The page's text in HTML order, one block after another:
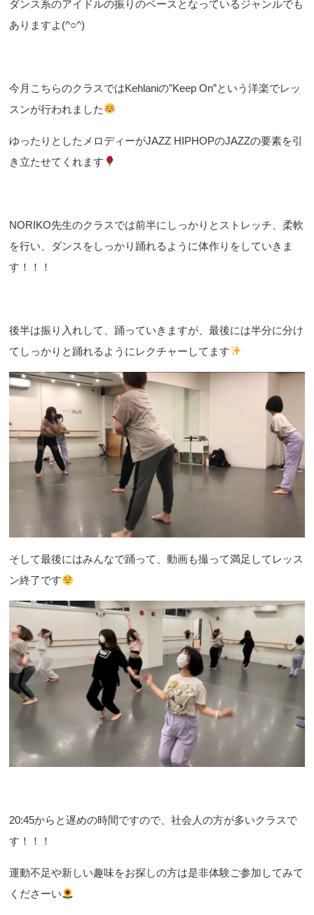
ダンス系のアイドルの振りのベースとなっているジャンルでも
ありますよ(^○^)
今月こちらのクラスではKehlaniの”Keep On”という洋楽でレッ
スンが行われました
ゆったりとしたメロディーがJAZZ HIPHOPのJAZZの要素を引
き立たせてくれます
NORIKO先生のクラスでは前半にしっかりとストレッチ、柔軟
を行い、ダンスをしっかり踊れるように体作りをしていきま
す！！！
後半は振り入れして、踊っていきますが、最後には半分に分け
てしっかりと踊れるようにレクチャーしてます
そして最後にはみんなで踊って、動画も撮って満足してレッス
ン終了です
20:45からと遅めの時間ですので、社会人の方が多いクラスで
す！！！
運動不足や新しい趣味をお探しの方は是非体験ご参加してみて
くださーい